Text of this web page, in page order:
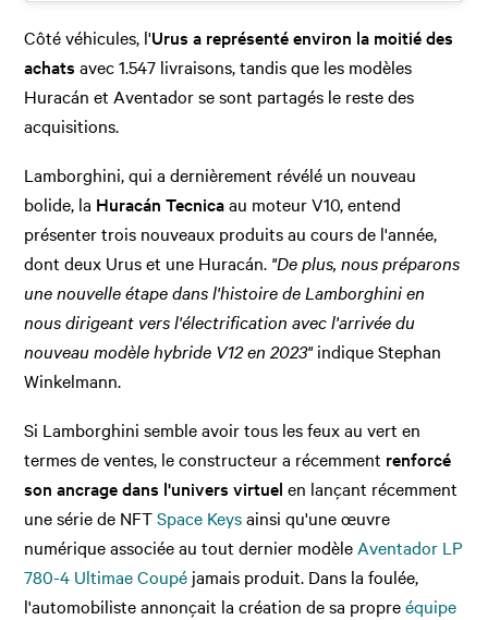
Côté véhicules, l'Urus a représenté environ la moitié des
achats avec 1.547 livraisons, tandis que les modèles
Huracán et Aventador se sont partagés le reste des
acquisitions.
Lamborghini, qui a dernièrement révélé un nouveau
bolide, la Huracán Tecnicaau moteur V10, entend
présenter trois nouveaux produits au cours de l'année,
dont deux Urus et une Huracán. "De plus, nous préparons
une nouvelle étape dans l'histoire de Lamborghini en
nous dirigeant vers l'électrification avec l'arrivée du
nouveau modèle hybride V12 en 2023"indique Stephan
Winkelmann.
Si Lamborghini semble avoir tous les feux au vert en
termes de ventes, le constructeur a récemment renforcé
son ancrage dans l'univers virtuel en lançant récemment
une série de NFTSpace Keysainsi qu'une œuvre
numérique associée au tout dernier modèle Aventador LP
780-4 Ultimae Coupé jamais produit. Dans la foulée,
l'automobiliste annonçait la création de sa propreéquipe